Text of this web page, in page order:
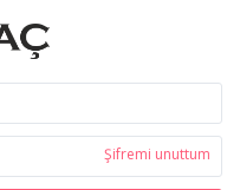
Şifremi unuttum